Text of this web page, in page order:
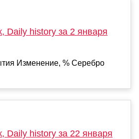
Daily history за 2 января
Изменение, % Серебро
Daily history за 22 января